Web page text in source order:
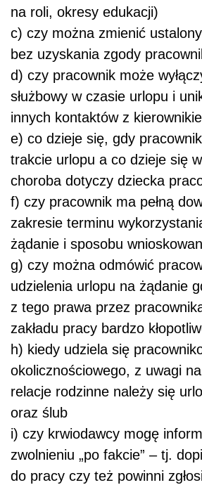
na roli, okresy edukacji)
c) czy można zmienić
bez uzyskania zgody
d) czy pracownik może
służbowy w czasie urlopu i
innych kontaktów z
e) co dzieje się, gdy
trakcie urlopu a co dzieje się
choroba dotyczy dziecka
f) czy pracownik ma pełną
zakresie terminu
żądanie i sposobu
g) czy można odmówić
udzielenia urlopu na żądanie
z tego prawa przez
zakładu pracy bardzo
h) kiedy udziela się
okolicznościowego, z uwagi
relacje rodzinne należy się
oraz ślub
i) czy krwiodawcy mogę
zwolnieniu „po fakcie” – tj.
do pracy czy też powinni